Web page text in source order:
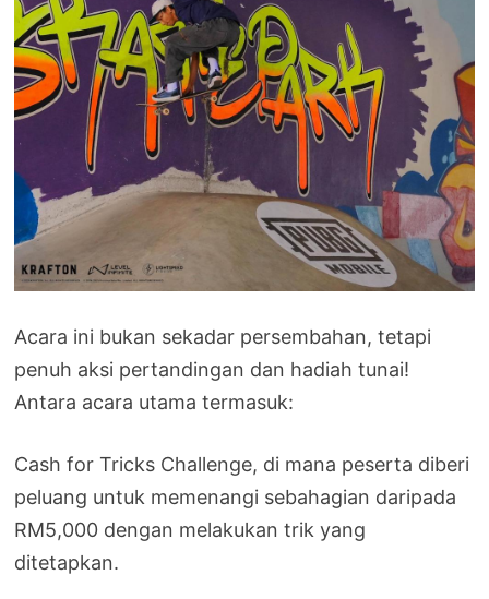
Acara ini bukan sekadar persembahan, tetapi
penuh aksi pertandingan dan hadiah tunai!
Antara acara utama termasuk:
Cash for Tricks Challenge, di mana peserta diberi
peluang untuk memenangi sebahagian daripada
RM5,000 dengan melakukan trik yang
ditetapkan.